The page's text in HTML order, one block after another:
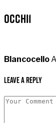
occhi1
Blancocello
Leave a Reply